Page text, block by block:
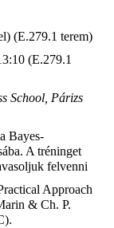
(E.279.1 terem)
(E.279.1
School, Párizs
Bayes-
A tréninget
felvenni
Approach
& Ch. P.